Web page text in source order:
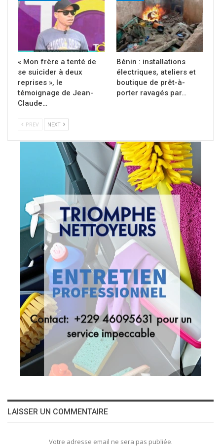
« Mon frère a tenté de
se suicider à deux
reprises », le
témoignage de Jean-
Claude…
Bénin : installations
électriques, ateliers et
boutique de prêt-à-
porter ravagés par…
PREV NEXT
LAISSER UN COMMENTAIRE
Votre adresse email ne sera pas publiée.